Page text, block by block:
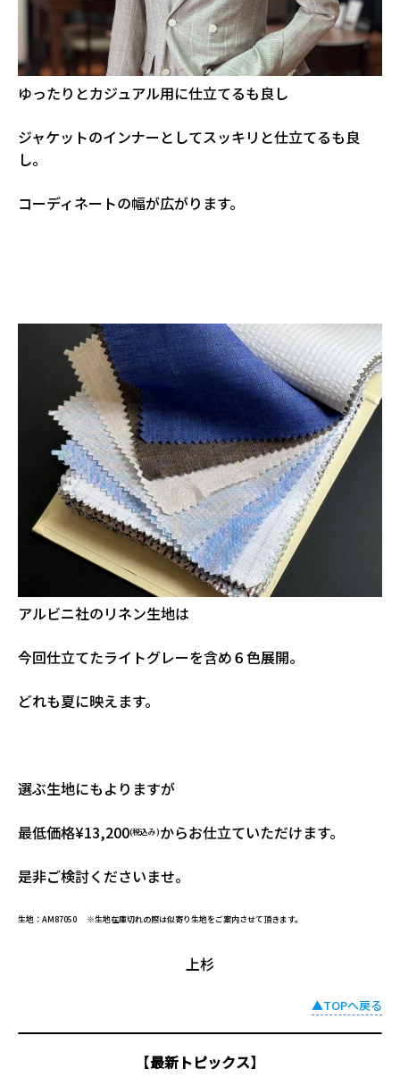
ゆったりとカジュアル用に仕立てるも良し
ジャケットのインナーとしてスッキリと仕立てるも良
し。
コーディネートの幅が広がります。
アルビニ社のリネン生地は
今回仕立てたライトグレーを含め６色展開。
どれも夏に映えます。
選ぶ生地にもよりますが
最低価格¥13,200(税込み)からお仕立ていただけます。
是非ご検討くださいませ。
生地：AM87050 ※生地在庫切れの際は似寄り生地をご案内させて頂きます。
上杉
▲TOPへ戻る
【最新トピックス】